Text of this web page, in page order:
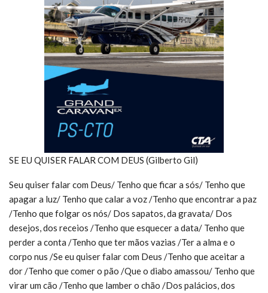
SE EU QUISER FALAR COM DEUS (Gilberto Gil)
Seu quiser falar com Deus/ Tenho que ficar a sós/ Tenho que
apagar a luz/ Tenho que calar a voz /Tenho que encontrar a paz
/Tenho que folgar os nós/ Dos sapatos, da gravata/ Dos
desejos, dos receios /Tenho que esquecer a data/ Tenho que
perder a conta /Tenho que ter mãos vazias /Ter a alma e o
corpo nus /Se eu quiser falar com Deus /Tenho que aceitar a
dor /Tenho que comer o pão /Que o diabo amassou/ Tenho que
virar um cão /Tenho que lamber o chão /Dos palácios, dos